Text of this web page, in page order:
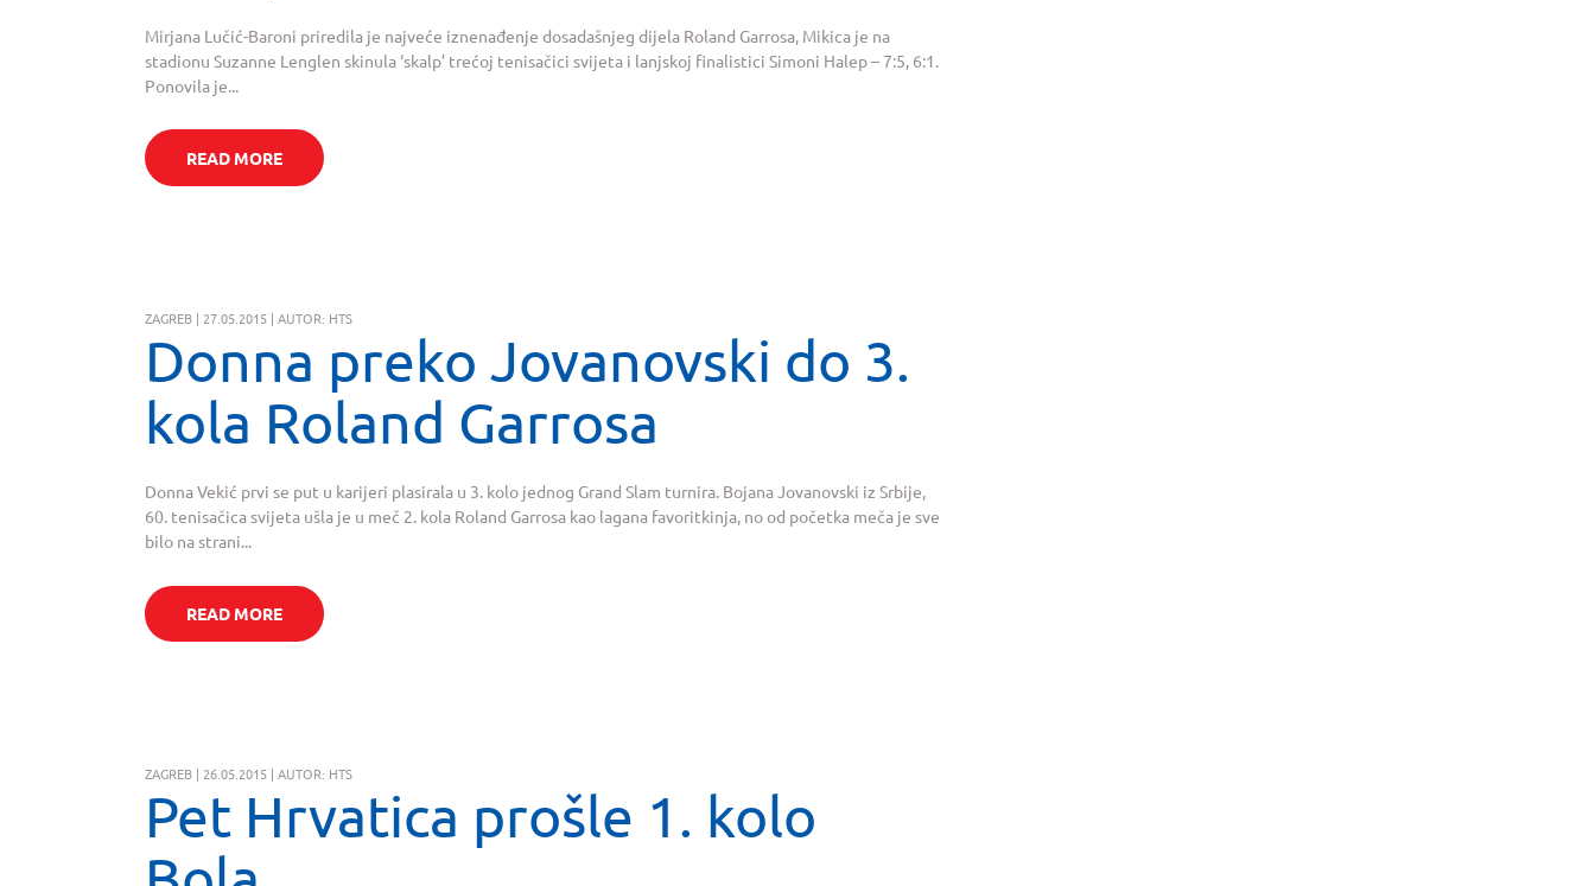
Mirjana Lučić-Baroni priredila je najveće iznenađenje dosadašnjeg dijela Roland Garrosa, Mikica je na
stadionu Suzanne Lenglen skinula ‘skalp’ trećoj tenisačici svijeta i lanjskoj finalistici Simoni Halep – 7:5, 6:1.
Ponovila je...
READ MORE
ZAGREB | 27.05.2015 | AUTOR: HTS
Donna preko Jovanovski do 3.
kola Roland Garrosa
Donna Vekić prvi se put u karijeri plasirala u 3. kolo jednog Grand Slam turnira. Bojana Jovanovski iz Srbije,
60. tenisačica svijeta ušla je u meč 2. kola Roland Garrosa kao lagana favoritkinja, no od početka meča je sve
bilo na strani...
READ MORE
ZAGREB | 26.05.2015 | AUTOR: HTS
Pet Hrvatica prošle 1. kolo